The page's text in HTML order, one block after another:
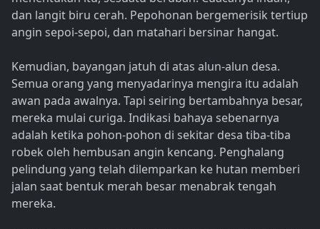
dan langit biru cerah. Pepohonan bergemerisik tertiup
angin sepoi-sepoi, dan matahari bersinar hangat.
Kemudian, bayangan jatuh di atas alun-alun desa.
Semua orang yang menyadarinya mengira itu adalah
awan pada awalnya. Tapi seiring bertambahnya besar,
mereka mulai curiga. Indikasi bahaya sebenarnya
adalah ketika pohon-pohon di sekitar desa tiba-tiba
robek oleh hembusan angin kencang. Penghalang
pelindung yang telah dilemparkan ke hutan memberi
jalan saat bentuk merah besar menabrak tengah
mereka.